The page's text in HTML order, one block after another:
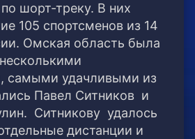
шорт-треку. В них
105 спортсменов из 14
Омская область была
самыми удачливыми из
Павел Ситников и
Ситникову удалось
дистанции и